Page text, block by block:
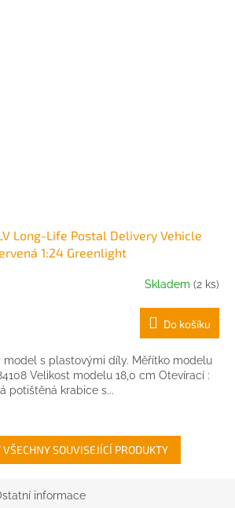
Long-Life Postal Delivery Vehicle
1:24 Greenlight
Skladem (2 ks)
Do košíku
model s plastovými díly. Měřítko modelu
Velikost modelu 18,0 cm Otevírací :
potištěná krabice s...
SOUVISEJÍCÍ PRODUKTY
informace